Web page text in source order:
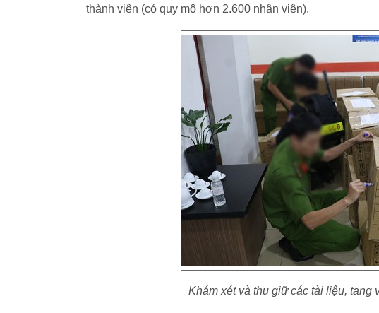
thành viên (có quy mô hơn 2.600 nhân viên).
Khám xét và thu giữ các tài liệu, tang